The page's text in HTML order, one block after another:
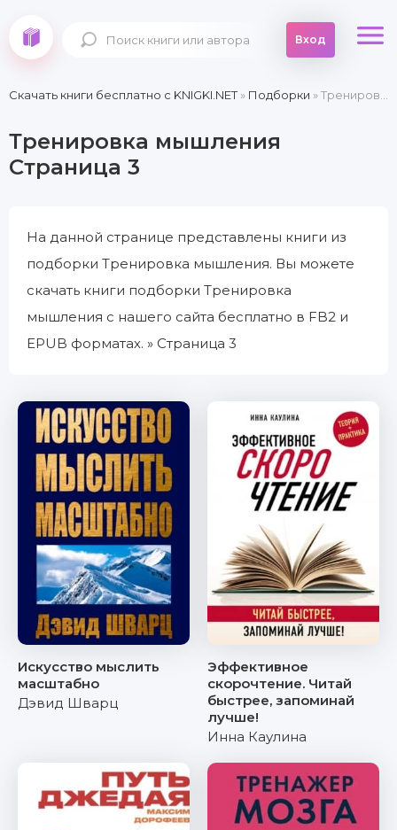
Вход
Скачать книги бесплатно c KNIGKI.NET» Подборки » Тренировка мышления » Страница 3
Тренировка мышления
Страница 3
На данной странице представлены книги из
подборки Тренировка мышления. Вы можете
скачать книги подборки Тренировка
мышления с нашего сайта бесплатно в FB2 и
EPUB форматах. » Страница 3
Искусство мыслить
масштабно
Дэвид Шварц
Эффективное
скорочтение. Читай
быстрее, запоминай
лучше!
Инна Каулина